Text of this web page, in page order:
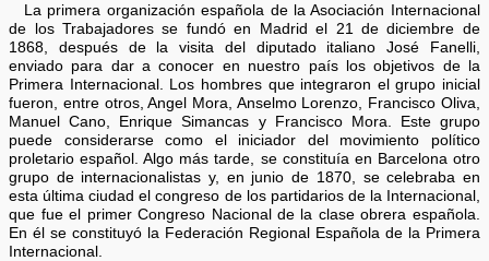
La primera organización española de la Asociación Internacional
de los Trabajadores se fundó en Madrid el 21 de diciembre de
1868, después de la visita del diputado italiano José Fanelli,
enviado para dar a conocer en nuestro país los objetivos de la
Primera Internacional. Los hombres que integraron el grupo inicial
fueron, entre otros, Angel Mora, Anselmo Lorenzo, Francisco Oliva,
Manuel Cano, Enrique Simancas y Francisco Mora. Este grupo
puede considerarse como el iniciador del movimiento político
proletario español. Algo más tarde, se constituía en Barcelona otro
grupo de internacionalistas y, en junio de 1870, se celebraba en
esta última ciudad el congreso de los partidarios de la Internacional,
que fue el primer Congreso Nacional de la clase obrera española.
En él se constituyó la Federación Regional Española de la Primera
Internacional.